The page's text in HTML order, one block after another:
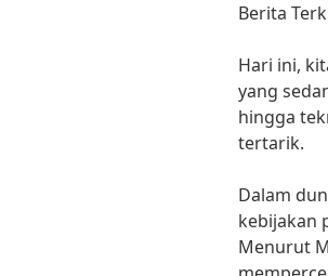
Berita
Hari ini,
yang
hingga
tertarik.
Dalam
kebijakan
Menurut